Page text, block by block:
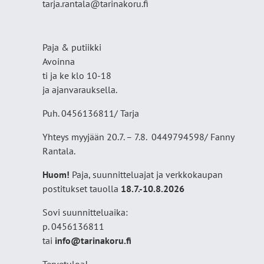
tarja.rantala@tarinakoru.fi
Paja & putiikki
Avoinna
ti ja ke klo 10-18
ja ajanvarauksella.
Puh. 0456136811/ Tarja
Yhteys myyjään 20.7. – 7.8. 0449794598/ Fanny
Rantala.
Huom! Paja, suunnitteluajat ja verkkokaupan
postitukset tauolla 18.7.-10.8.2026
Sovi suunnitteluaika:
p. 0456136811
tai info@tarinakoru.fi